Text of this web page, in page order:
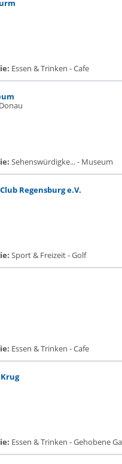
Essen & Trinken - Cafe
Sehenswürdigke... - Museum
Regensburg e.V.
Sport & Freizeit - Golf
Essen & Trinken - Cafe
Essen & Trinken - Gehobene